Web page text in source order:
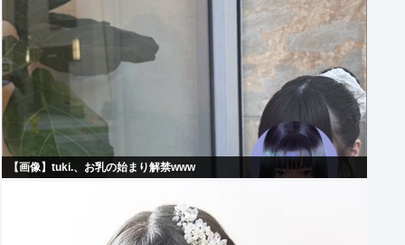
【画像】tuki.、お乳の始まり解禁www